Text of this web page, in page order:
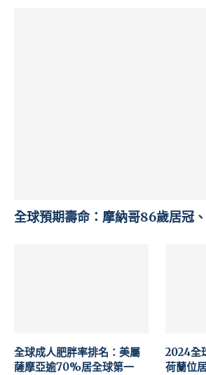
全球預期壽命：摩納哥86歲居冠
全球成人肥胖率排名：美屬
薩摩亞逾70%居全球第一
2024全
荷蘭位